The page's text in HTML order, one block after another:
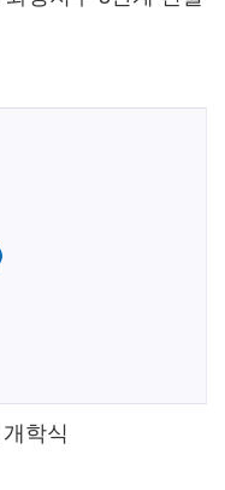
학식